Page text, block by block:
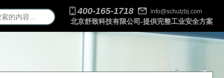
400-165-1718 info@schutzbj.com
北京舒致科技有限公司-提供完整工业安全方案